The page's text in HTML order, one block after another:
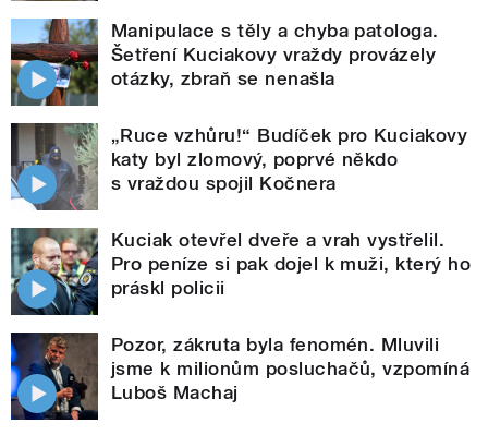
Manipulace s těly a chyba patologa.
Šetření Kuciakovy vraždy provázely
otázky, zbraň se nenašla
„Ruce vzhůru!“ Budíček pro Kuciakovy
katy byl zlomový, poprvé někdo
s vraždou spojil Kočnera
Kuciak otevřel dveře a vrah vystřelil.
Pro peníze si pak dojel k muži, který ho
práskl policii
Pozor, zákruta byla fenomén. Mluvili
jsme k milionům posluchačů, vzpomíná
Luboš Machaj